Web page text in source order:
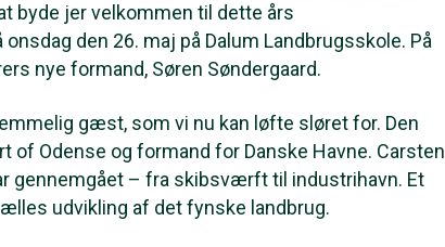
byde jer velkommen til dette års
den 26. maj på Dalum Landbrugsskole. På
nye formand, Søren Søndergaard.
gæst, som vi nu kan løfte sløret for. Den
Odense og formand for Danske Havne. Carsten
gennemgået – fra skibsværft til industrihavn. Et
udvikling af det fynske landbrug.